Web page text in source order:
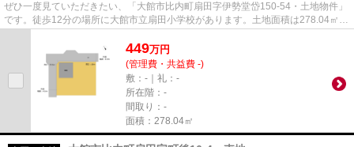
ぜひ一度見ていただきたい、「大館市比内町扇田字伊勢堂岱150-54・土地物件」
です。徒歩12分の場所に大館市立扇田小学校があります。土地面積は278.04㎡
449万円
(管理費・共益費 -)
敷：-｜礼：-
所在階：-
間取り：-
面積：278.04㎡